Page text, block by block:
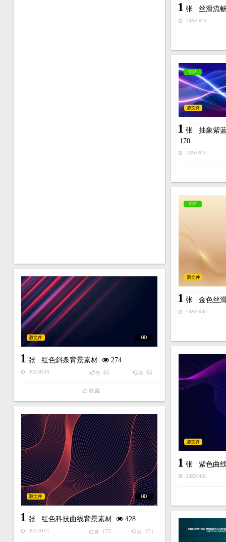
1 张丝滑流
2025-06-18
VIP
源文件
1 张抽象紫
170
2025-06-10
VIP
源文件
1 张金色丝
2025-06-03
HD
源文件
1 张红色斜条背景素材 274
2025-05-19 踩 65
赞 65
收藏
源文件
1 张紫色曲
2025-04-26
HD
源文件
1 张红色科技曲线背景素材 428
2025-01-01 踩 151
赞 175